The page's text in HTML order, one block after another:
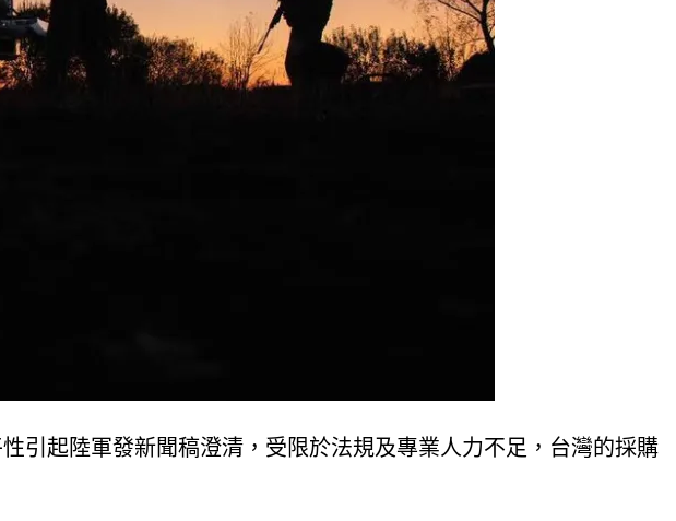
引起陸軍發新聞稿澄清，受限於法規及專業人力不足，台灣的採購